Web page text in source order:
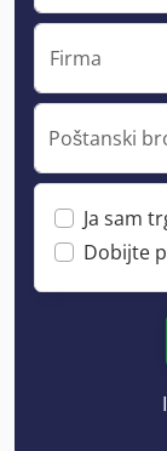
Firma
Poštanski
Ja sam
Dobijte